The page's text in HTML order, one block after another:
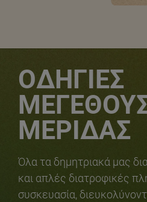
ΟΔΗΓΙΕΣ
ΜΕΡΙΔΑΣ
Όλα τα δημητριακά μας
και απλές διατροφικές
συσκευασία,